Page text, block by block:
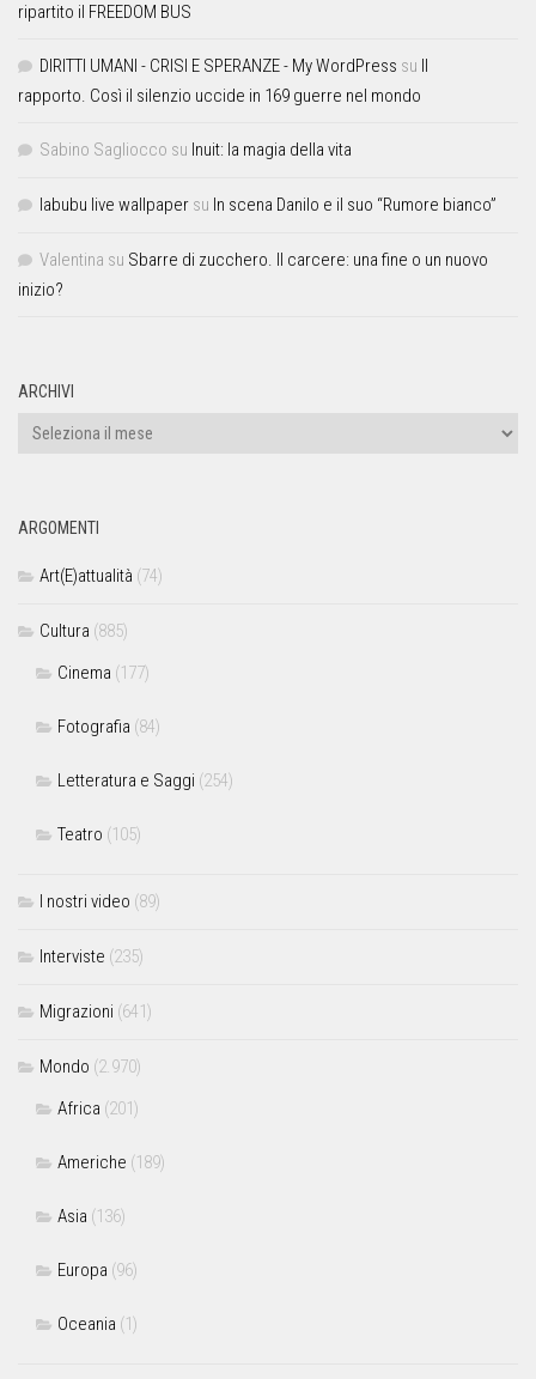
ripartito il FREEDOM BUS
DIRITTI UMANI - CRISI E SPERANZE - My WordPress su
rapporto. Così il silenzio uccide in 169 guerre nel mondo
Sabino Sagliocco su Inuit: la magia della vita
labubu live wallpaper su In scena Danilo e il suo “Rumore bianco”
Valentina su Sbarre di zucchero. Il carcere: una fine o un nuovo
inizio?
ARCHIVI
ARGOMENTI
Art(E)attualità (74)
Cultura (885)
Cinema (177)
Fotografia (84)
Letteratura e Saggi (254)
Teatro (105)
I nostri video (89)
Interviste (235)
Migrazioni (641)
Mondo (2.970)
Africa (201)
Americhe (189)
Asia (136)
Europa (96)
Oceania (1)